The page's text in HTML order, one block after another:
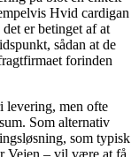
Hvid cardigan
er betinget af at
sådan at de
forinden
levering, men ofte
Som alternativ
som typisk
Vejen – vil være at få